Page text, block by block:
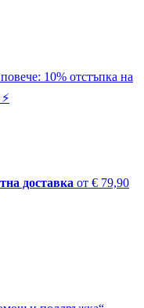
10% отстъпка на
доставка от € 79,90